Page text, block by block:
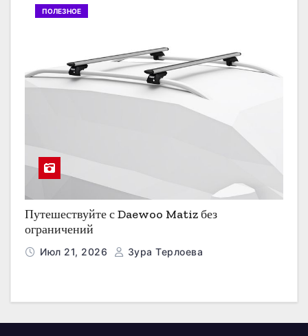
ПОЛЕЗНОЕ
Путешествуйте с Daewoo Matiz без
ограничений
Июл 21, 2026 Зура Терлоева